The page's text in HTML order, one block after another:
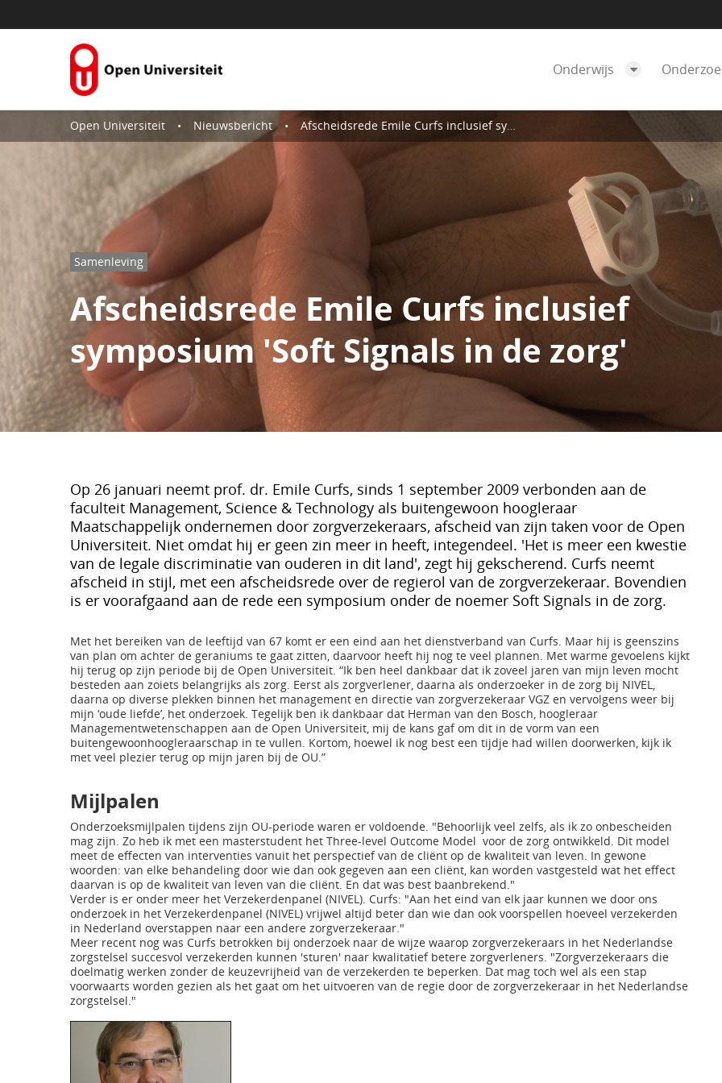
Onderwijs
Open Universiteit Nieuwsbericht Afscheidsrede Emile Curfs inclusief symposium 'Soft Signals in de zorg'
Samenleving
Afscheidsrede Emile Curfs inclusief
symposium 'Soft Signals in de zorg'
Op 26 januari neemt prof. dr. Emile Curfs, sinds 1 september 2009 verbonden aan de
faculteit Management, Science & Technology als buitengewoon hoogleraar
Maatschappelijk ondernemen door zorgverzekeraars, afscheid van zijn taken voor de Open
Universiteit. Niet omdat hij er geen zin meer in heeft, integendeel. 'Het is meer een kwestie
van de legale discriminatie van ouderen in dit land', zegt hij gekscherend. Curfs neemt
afscheid in stijl, met een afscheidsrede over de regierol van de zorgverzekeraar. Bovendien
is er voorafgaand aan de rede een symposium onder de noemer Soft Signals in de zorg.
Met het bereiken van de leeftijd van 67 komt er een eind aan het dienstverband van Curfs. Maar hij is geenszins
van plan om achter de geraniums te gaat zitten, daarvoor heeft hij nog te veel plannen. Met warme gevoelens kijkt
hij terug op zijn periode bij de Open Universiteit. “Ik ben heel dankbaar dat ik zoveel jaren van mijn leven mocht
besteden aan zoiets belangrijks als zorg. Eerst als zorgverlener, daarna als onderzoeker in de zorg bij NIVEL,
daarna op diverse plekken binnen het management en directie van zorgverzekeraar VGZ en vervolgens weer bij
mijn ‘oude liefde’, het onderzoek. Tegelijk ben ik dankbaar dat Herman van den Bosch, hoogleraar
Managementwetenschappen aan de Open Universiteit, mij de kans gaf om dit in de vorm van een
buitengewoonhoogleraarschap in te vullen. Kortom, hoewel ik nog best een tijdje had willen doorwerken, kijk ik
met veel plezier terug op mijn jaren bij de OU.”
Mijlpalen
Onderzoeksmijlpalen tijdens zijn OU-periode waren er voldoende. "Behoorlijk veel zelfs, als ik zo onbescheiden
mag zijn. Zo heb ik met een masterstudent het Three-level Outcome Model voor de zorg ontwikkeld. Dit model
meet de effecten van interventies vanuit het perspectief van de cliënt op de kwaliteit van leven. In gewone
woorden: van elke behandeling door wie dan ook gegeven aan een cliënt, kan worden vastgesteld wat het effect
daarvan is op de kwaliteit van leven van die cliënt. En dat was best baanbrekend."
Verder is er onder meer het Verzekerdenpanel (NIVEL). Curfs: "Aan het eind van elk jaar kunnen we door ons
onderzoek in het Verzekerdenpanel (NIVEL) vrijwel altijd beter dan wie dan ook voorspellen hoeveel verzekerden
in Nederland overstappen naar een andere zorgverzekeraar."
Meer recent nog was Curfs betrokken bij onderzoek naar de wijze waarop zorgverzekeraars in het Nederlandse
zorgstelsel succesvol verzekerden kunnen 'sturen' naar kwalitatief betere zorgverleners. "Zorgverzekeraars die
doelmatig werken zonder de keuzevrijheid van de verzekerden te beperken. Dat mag toch wel als een stap
voorwaarts worden gezien als het gaat om het uitvoeren van de regie door de zorgverzekeraar in het Nederlandse
zorgstelsel."